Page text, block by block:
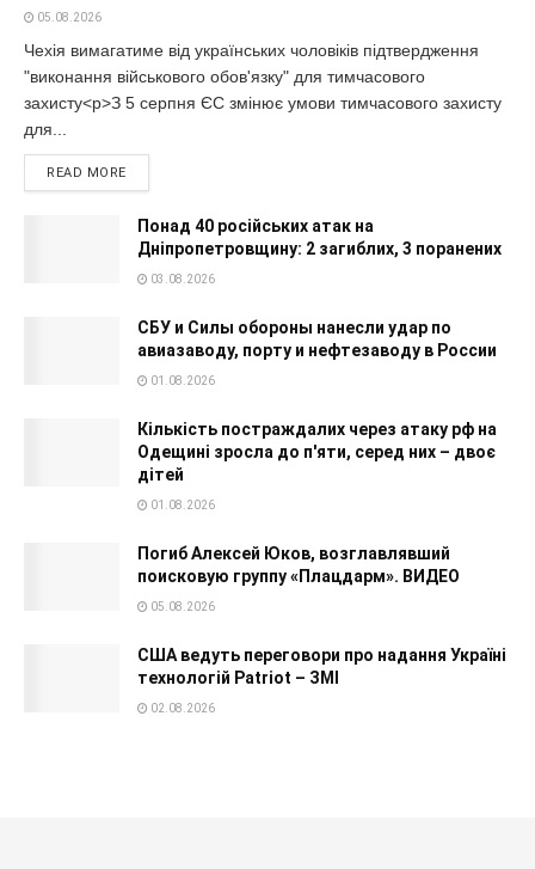
05.08.2026
Чехія вимагатиме від українських чоловіків підтвердження
"виконання військового обов'язку" для тимчасового
захисту<p>З 5 серпня ЄС змінює умови тимчасового захисту
для...
READ MORE
Понад 40 російських атак на
Дніпропетровщину: 2 загиблих, 3 поранених
03.08.2026
СБУ и Силы обороны нанесли удар по
авиазаводу, порту и нефтезаводу в России
01.08.2026
Кількість постраждалих через атаку рф на
Одещині зросла до п'яти, серед них – двоє
дітей
01.08.2026
Погиб Алексей Юков, возглавлявший
поисковую группу «Плацдарм». ВИДЕО
05.08.2026
США ведуть переговори про надання Україні
технологій Patriot – ЗМІ
02.08.2026